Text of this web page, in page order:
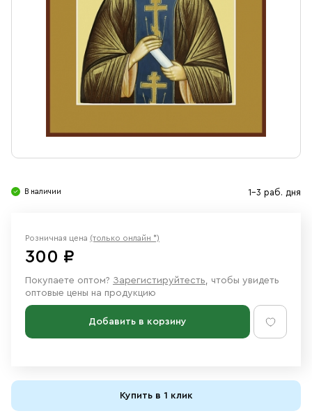
Ювелирные изделия
В наличии 1-3 раб. дня
Розничная цена (только онлайн *)
300 ₽
Покупаете оптом? Зарегистируйтесть, чтобы увидеть
оптовые цены на продукцию
Добавить в корзину
Купить в 1 клик